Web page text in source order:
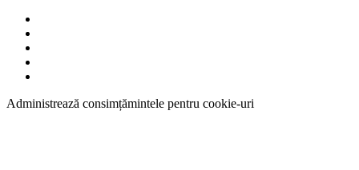
Administrează consimțămintele pentru cookie-uri